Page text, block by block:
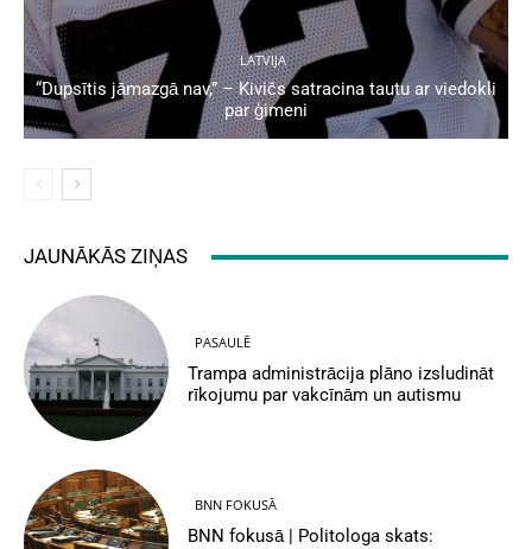
LATVIJA
“Dupsītis jāmazgā nav,” – Kivičs satracina tautu ar viedokli
par ģimeni
JAUNĀKĀS ZIŅAS
PASAULĒ
Trampa administrācija plāno izsludināt
rīkojumu par vakcīnām un autismu
BNN FOKUSĀ
BNN fokusā | Politologa skats: